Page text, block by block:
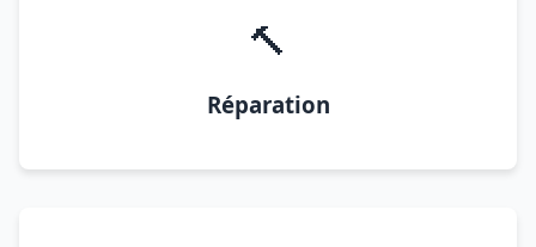
🔨
Réparation